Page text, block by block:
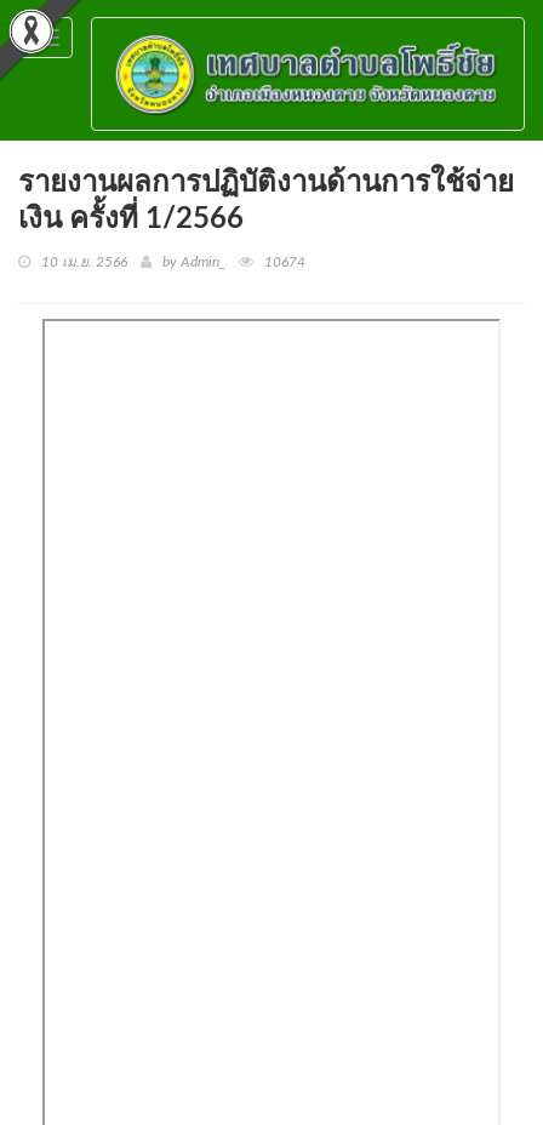
Toggle
navigation
รายงานผลการปฏิบัติงานด้านการใช้จ่าย
เงิน ครั้งที่ 1/2566
10 เม.ย. 2566 by Admin_ 10674